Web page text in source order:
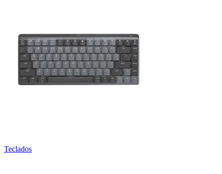
Teclados